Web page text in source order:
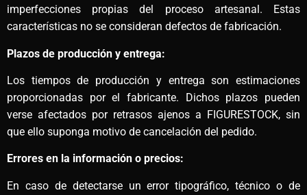
imperfecciones propias del proceso artesanal. Estas
características no se consideran defectos de fabricación.
Plazos de producción y entrega:
Los tiempos de producción y entrega son estimaciones
proporcionadas por el fabricante. Dichos plazos pueden
verse afectados por retrasos ajenos a FIGURESTOCK, sin
que ello suponga motivo de cancelación del pedido.
Errores en la información o precios:
En caso de detectarse un error tipográfico, técnico o de